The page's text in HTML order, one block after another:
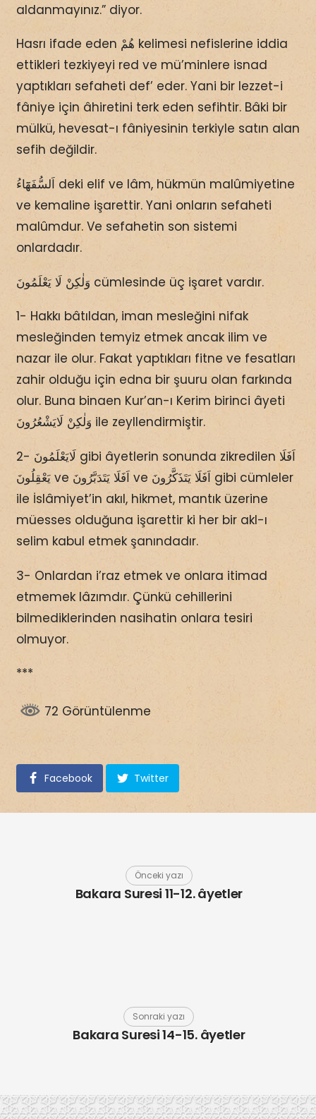
aldanmayınız.” diyor.
Hasrı ifade eden هُمْ kelimesi nefislerine iddia
ettikleri tezkiyeyi red ve mü’minlere isnad
yaptıkları sefaheti def’ eder. Yani bir lezzet-i
fâniye için âhiretini terk eden sefihtir. Bâki bir
mülkü, hevesat-ı fâniyesinin terkiyle satın alan
sefih değildir.
اَلسُّفَهَٓاءُ deki elif ve lâm, hükmün malûmiyetine
ve kemaline işarettir. Yani onların sefaheti
malûmdur. Ve sefahetin son sistemi
onlardadır.
وَلٰكِنْ لَا يَعْلَمُونَ cümlesinde üç işaret vardır.
1- Hakkı bâtıldan, iman mesleğini nifak
mesleğinden temyiz etmek ancak ilim ve
nazar ile olur. Fakat yaptıkları fitne ve fesatları
zahir olduğu için edna bir şuuru olan farkında
olur. Buna binaen Kur’an-ı Kerim birinci âyeti
وَلٰكِنْ لَايَشْعُرُونَ ile zeyllendirmiştir.
2- لَايَعْلَمُونَ gibi âyetlerin sonunda zikredilen اَفَلَا
يَعْقِلُونَ ve اَفَلَا يَتَدَبَّرُونَ ve اَفَلَا يَتَذَكَّرُونَ gibi cümleler
ile İslâmiyet’in akıl, hikmet, mantık üzerine
müesses olduğuna işarettir ki her bir akl-ı
selim kabul etmek şanındadır.
3- Onlardan i’raz etmek ve onlara itimad
etmemek lâzımdır. Çünkü cehillerini
bilmediklerinden nasihatin onlara tesiri
olmuyor.
***
72 Görüntülenme
Facebook Twitter
Önceki yazı
Bakara Suresi 11-12. âyetler
Sonraki yazı
Bakara Suresi 14-15. âyetler